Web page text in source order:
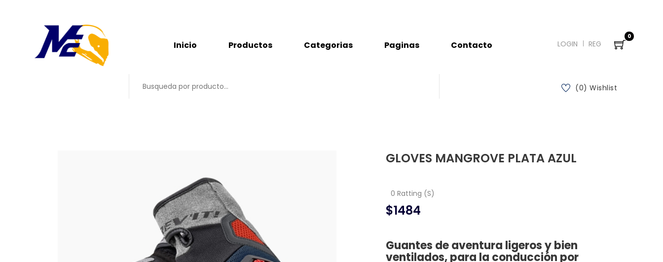
Inicio Productos Categorias Paginas Contacto LOGIN REG
0
(0) Wishlist
GLOVES MANGROVE PLATA AZUL
0 Ratting (S)
$1484
Guantes de aventura ligeros y bien
ventilados, para la conducción por